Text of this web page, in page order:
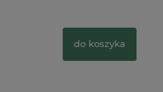
do koszyka